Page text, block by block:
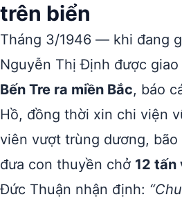
trên biển
Tháng 3/1946 — khi đang
Nguyễn Thị Định được
Bến Tre ra miền Bắc, báo
Hồ, đồng thời xin chi viện
viên vượt trùng dương,
đưa con thuyền chở 12 tấn
Đức Thuận nhận định: